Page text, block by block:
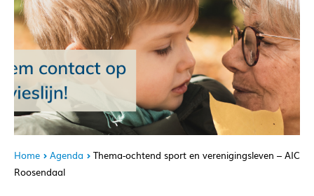
Home Agenda
Thema-ochtend sport en verenigingsleven – AIC
Roosendaal